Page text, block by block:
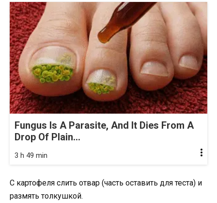
Fungus Is A Parasite, And It Dies From A
Drop Of Plain...
3 h 49 min
С картофеля слить отвар (часть оставить для теста) и
размять толкушкой.